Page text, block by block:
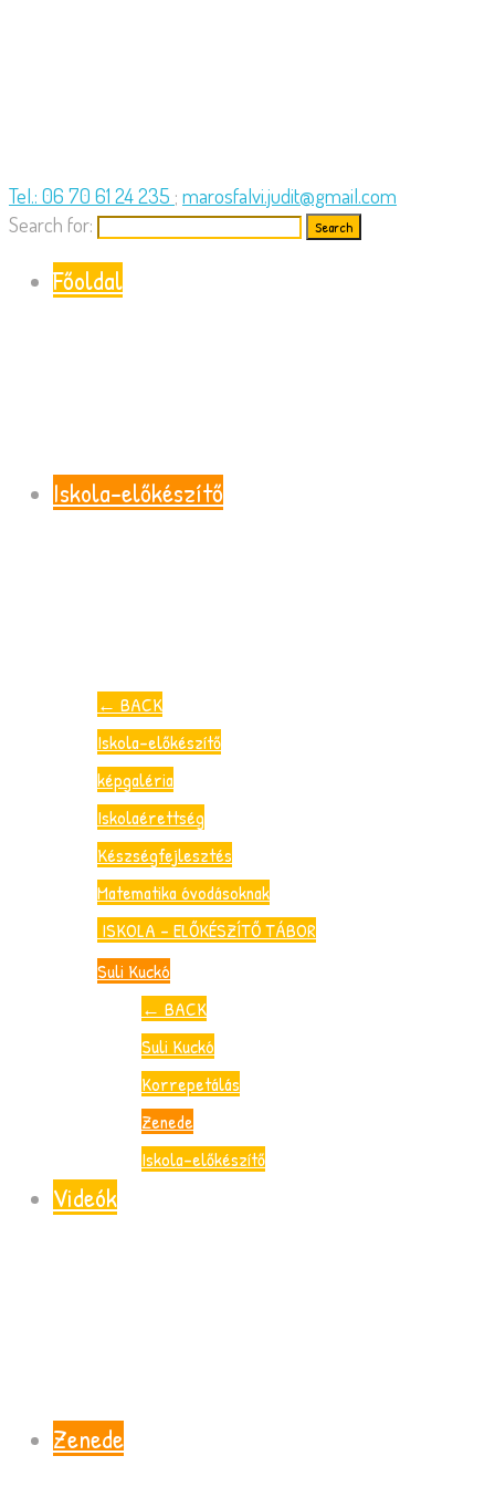
Tel.: 06 70 61 24 235 ; marosfalvi.judit@gmail.com
Search for:
Főoldal
Iskola-előkészítő
← BACK
Iskola-előkészítő
képgaléria
Iskolaérettség
Készségfejlesztés
Matematika óvodásoknak
ISKOLA – ELŐKÉSZÍTŐ TÁBOR
Suli Kuckó
← BACK
Suli Kuckó
Korrepetálás
Zenede
Iskola-előkészítő
Videók
Zenede